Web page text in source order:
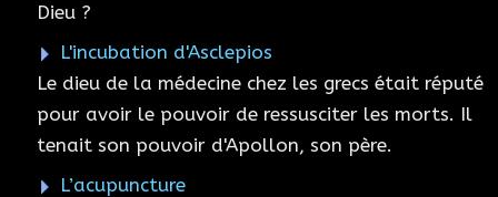
Dieu ?
L'incubation d'Asclepios
Le dieu de la médecine chez les grecs était réputé
pour avoir le pouvoir de ressusciter les morts. Il
tenait son pouvoir d'Apollon, son père.
L’acupuncture